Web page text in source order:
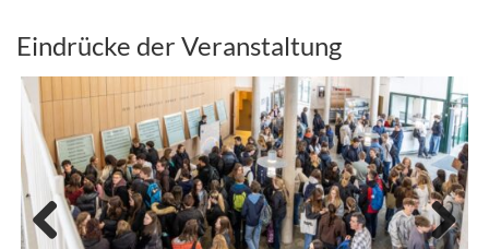
Eindrücke der Veranstaltung